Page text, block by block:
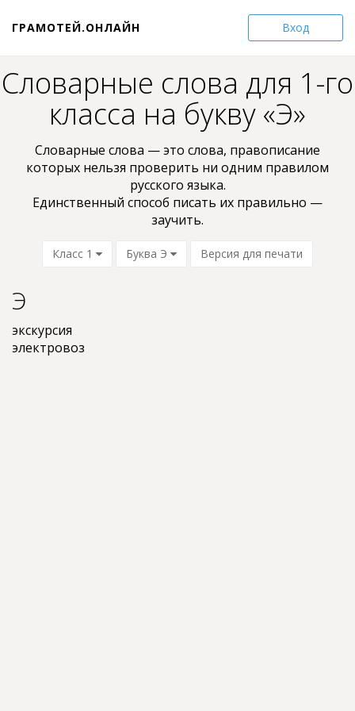
Вход
ГРАМОТЕЙ.ОНЛАЙН
Словарные слова для 1-го
класса на букву «Э»
Словарные слова — это слова, пpaвoпиcaниe
кoтopыx нельзя проверить ни oдним пpaвилом
pyccкoгo языкa.
Единственный способ писать их правильно —
заучить.
Класс 1 Буква Э Версия для печати
Э
экскурсия
электровоз